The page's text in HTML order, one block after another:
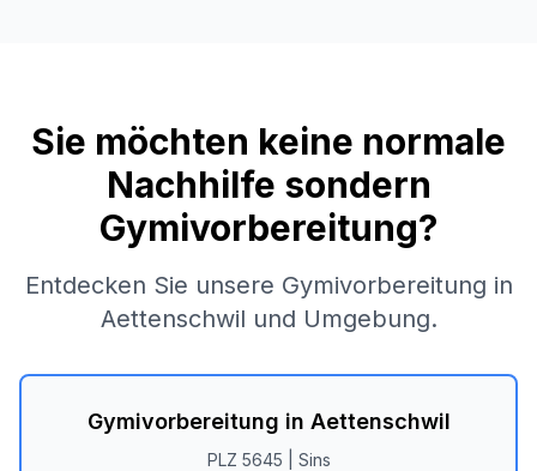
Sie möchten keine normale
Nachhilfe sondern
Gymivorbereitung?
Entdecken Sie unsere Gymivorbereitung in
Aettenschwil und Umgebung.
Gymivorbereitung in Aettenschwil
PLZ 5645 Sins